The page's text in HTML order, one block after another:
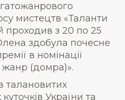
мистецтв «Таланти
проходив з 20 по 25
здобула почесне
в номінації
жанр (домра)».
талановитих
України та